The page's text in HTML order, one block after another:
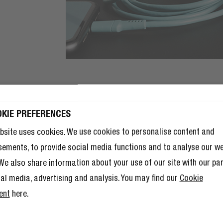
PREFERENCES
uses cookies. We use cookies to personalise content and
to provide social media functions and to analyse our
also share information about your use of our site with our
media, advertising and analysis. You may find our Cookie
here.
NA
ale członkostwo w Klubie
to również mnóstwo innych
Przeczytaj więcej tutaj.